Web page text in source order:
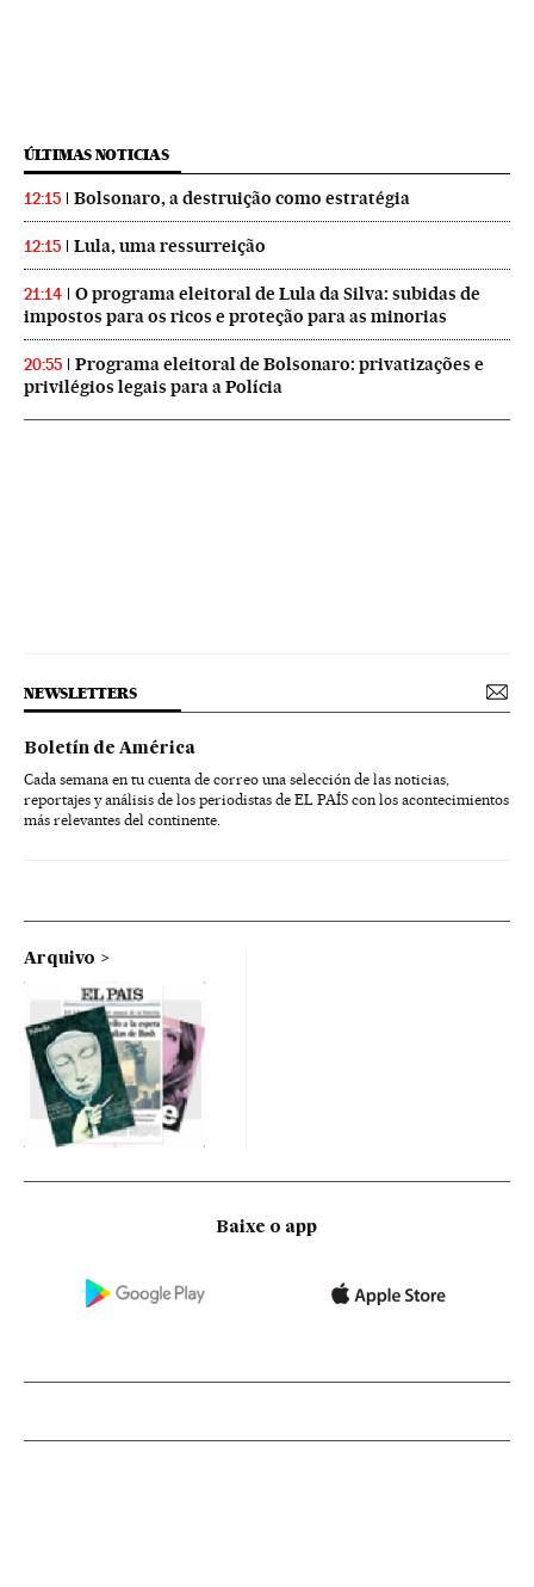
ÚLTIMAS NOTICIAS
12:15 Bolsonaro, a destruição como estratégia
12:15 Lula, uma ressurreição
21:14
O programa eleitoral de Lula da Silva: subidas de
impostos para os ricos e proteção para as minorias
20:55
Programa eleitoral de Bolsonaro: privatizações e
privilégios legais para a Polícia
NEWSLETTERS
Boletín de América
Cada semana en tu cuenta de correo una selección de las noticias,
reportajes y análisis de los periodistas de EL PAÍS con los acontecimientos
más relevantes del continente.
Arquivo
Baixe o app